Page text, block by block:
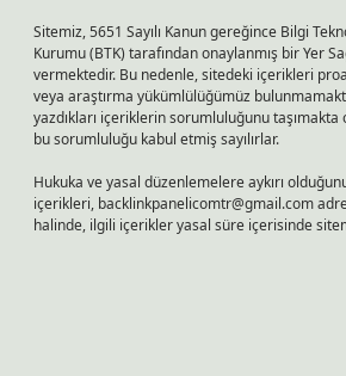
Sitemiz, 5651 Sayılı Kanun gereğince Bilgi
Kurumu (BTK) tarafından onaylanmış bir Yer
vermektedir. Bu nedenle, sitedeki içerikleri
veya araştırma yükümlülüğümüz
yazdıkları içeriklerin sorumluluğunu
bu sorumluluğu kabul etmiş sayılırlar.
Hukuka ve yasal düzenlemelere aykırı
içerikleri, backlinkpanelicomtr@gmail.com
halinde, ilgili içerikler yasal süre içerisinde